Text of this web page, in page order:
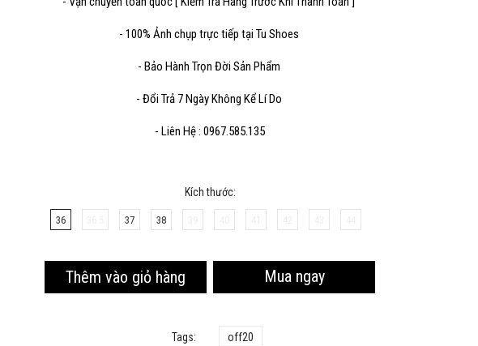
- 100% Ảnh chụp trực tiếp tại Tu Shoes
- Bảo Hành Trọn Đời Sản Phẩm
- Đổi Trả 7 Ngày Không Kể Lí Do
- Liên Hệ : 0967.585.135
Kích thước:
36 37 38
Thêm vào giỏ hàng Mua ngay
Tags: off20
mặt hàng tiêu